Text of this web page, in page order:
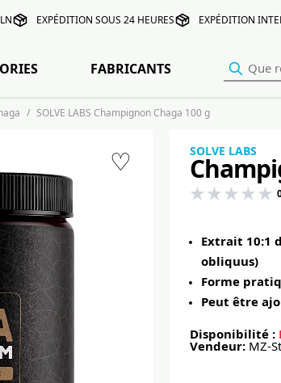
EXPÉDITION SOUS 24 HEURES EXPÉDITION
FABRICANTS
SOLVE LABS Champignon Chaga 100 g
♡ SOLVE LABS
Extrait 10:1
obliquus)
Forme
Peut être
Disponibilité :
Vendeur: MZ-